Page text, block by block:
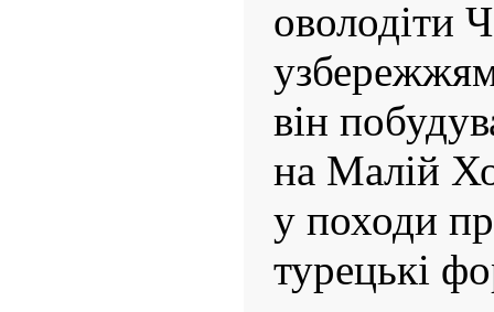
оволодіти
він
на Малій
у походи
турецькі